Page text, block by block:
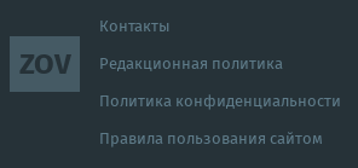
ZOV
Контакты
Редакционная политика
Политика конфиденциальности
Правила пользования сайтом